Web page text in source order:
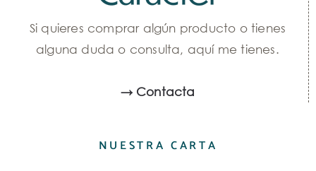
Si quieres comprar algún producto o tienes
alguna duda o consulta, aquí me tienes.
→ Contacta
NUESTRA CARTA